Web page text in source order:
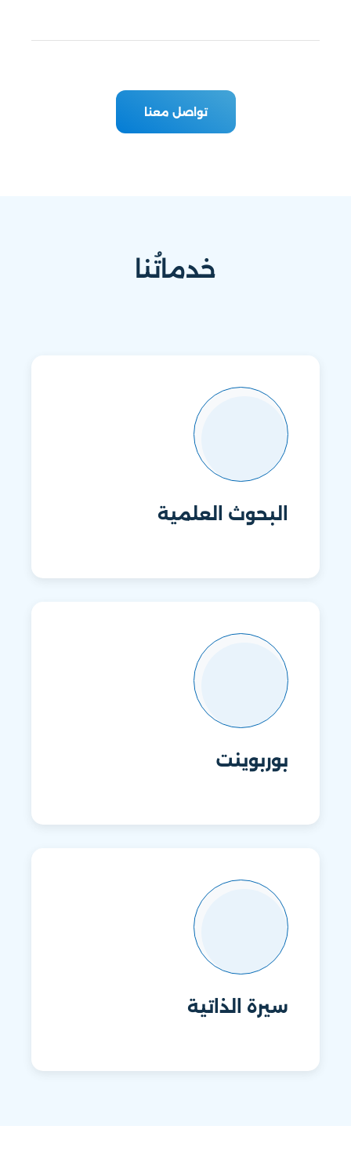
تواصل معنا
خدماتُنا
البحوث العلمية
بوربوينت
سيرة الذاتية